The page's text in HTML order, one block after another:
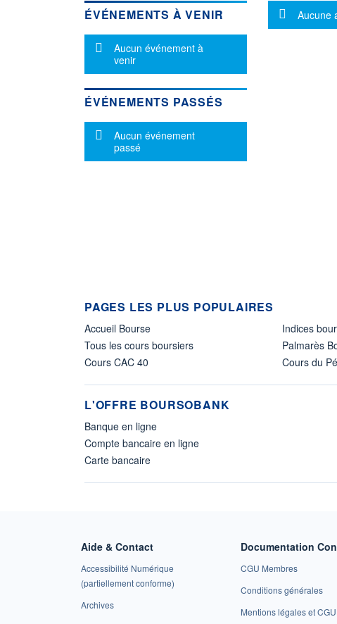
ÉVÉNEMENTS À VENIR
Message d'information
Aucun événement à
venir
ÉVÉNEMENTS PASSÉS
Message d'information
Aucun événement
passé
Aucune
PAGES LES PLUS POPULAIRES
Accueil Bourse
Tous les cours boursiers
Cours CAC 40
Indices
Palmarès
Cours du
L'OFFRE BOURSOBANK
Banque en ligne
Compte bancaire en ligne
Carte bancaire
Aide & Contact
Accessibilité Numérique
(partiellement conforme)
Archives
Documentation
CGU Membres
Conditions générales
Mentions légales et CGU